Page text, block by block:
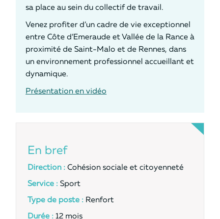
sa place au sein du collectif de travail.
Venez profiter d’un cadre de vie exceptionnel
entre Côte d’Emeraude et Vallée de la Rance à
proximité de Saint-Malo et de Rennes, dans
un environnement professionnel accueillant et
dynamique.
Présentation en vidéo
En bref
Direction : Cohésion sociale et citoyenneté
Service : Sport
Type de poste : Renfort
Durée : 12 mois